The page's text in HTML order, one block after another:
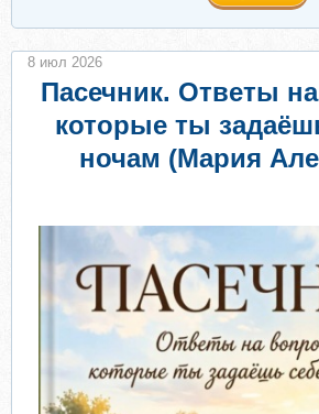
Пасечник. Ответы
которые ты
ночам (Мария
8 июл 2026